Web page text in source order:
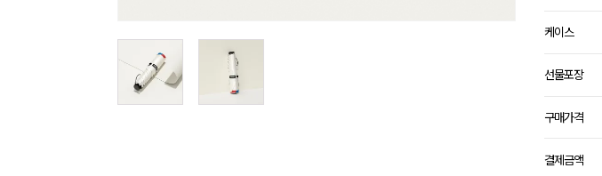
케이스
선물포장
구매가격
결제금액